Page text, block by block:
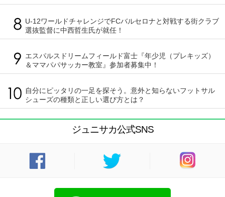
U-12ワールドチャレンジでFCバルセロナと対戦する街クラブ
選抜監督に中西哲生氏が就任！
エスパルスドリームフィールド富士『年少児（プレキッズ）
＆ママパパサッカー教室』参加者募集中！
自分にピッタリの一足を探そう。意外と知らないフットサル
シューズの種類と正しい選び方とは？
ジュニサカ公式SNS